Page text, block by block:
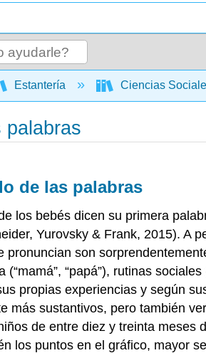
jerarquía global
Estantería Ciencias
palabras
de las palabras
los bebés dicen su primera
Yurovsky & Frank, 2015). A
pronuncian son
“papá”), rutinas
propias experiencias y según
más sustantivos, pero también
de entre diez y treinta meses
los puntos en el gráfico, mayor